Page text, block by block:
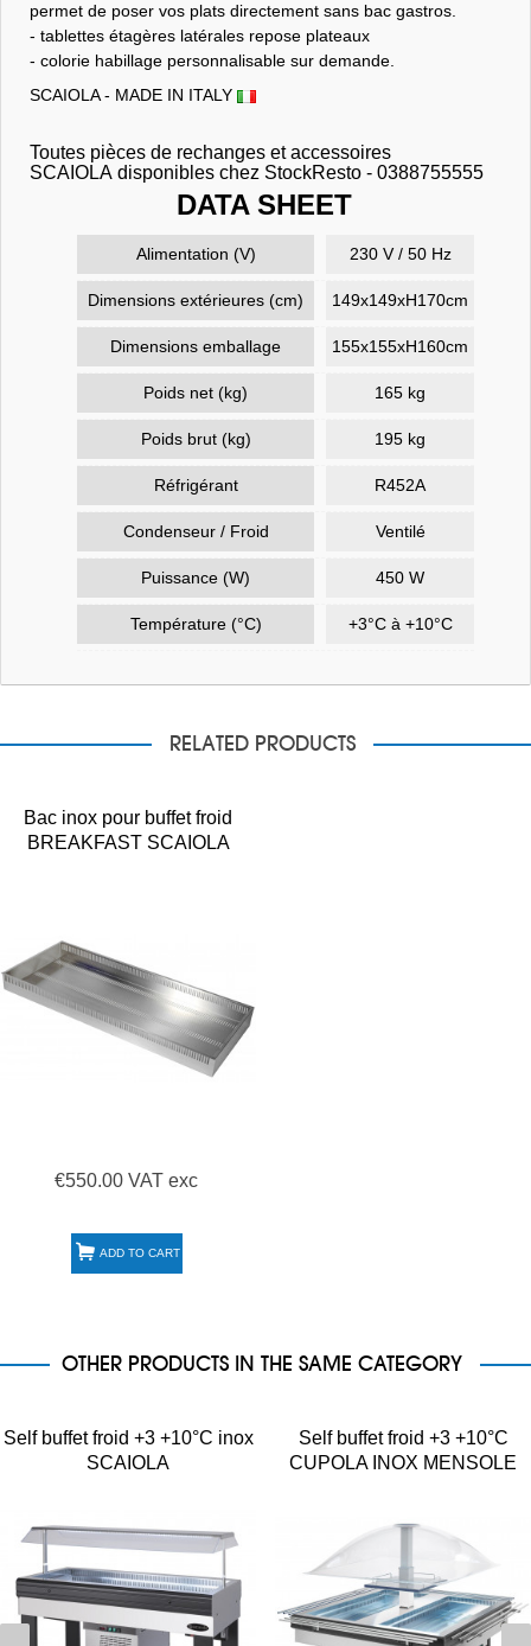
permet de poser vos plats directement sans bac gastros.
- tablettes étagères latérales repose plateaux
- colorie habillage personnalisable sur demande.
SCAIOLA - MADE IN ITALY
Toutes pièces de rechanges et accessoires
SCAIOLA disponibles chez StockResto - 0388755555
DATA SHEET
Alimentation (V) 230 V / 50 Hz
Dimensions extérieures (cm) 149x149xH170cm
Dimensions emballage 155x155xH160cm
Poids net (kg) 165 kg
Poids brut (kg) 195 kg
Réfrigérant R452A
Condenseur / Froid Ventilé
Puissance (W) 450 W
Température (°C) +3°C à +10°C
RELATED PRODUCTS
Bac inox pour buffet froid
BREAKFAST SCAIOLA
€550.00 VAT exc
ADD TO CART
OTHER PRODUCTS IN THE SAME CATEGORY
Self buffet froid +3 +10°C inox
SCAIOLA
Self buffet froid +3 +10°C
CUPOLA INOX MENSOLE